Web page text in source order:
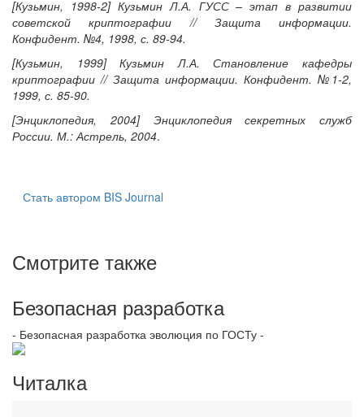
[Кузьмин, 1998-2] Кузьмин Л.А. ГУСС – этап в развитии
советской криптографии // Защита информации.
Конфидент. №4, 1998, с. 89-94.
[Кузьмин, 1999] Кузьмин Л.А. Становление кафедры
криптографии // Защита информации. Конфидент. №1-2,
1999, с. 85-90.
[Энциклопедия, 2004] Энциклопедия секретных служб
России. М.: Астрель, 2004.
Стать автором BIS Journal
Смотрите также
Безопасная разработка
- Безопасная разработка эволюция по ГОСТу -
Читалка